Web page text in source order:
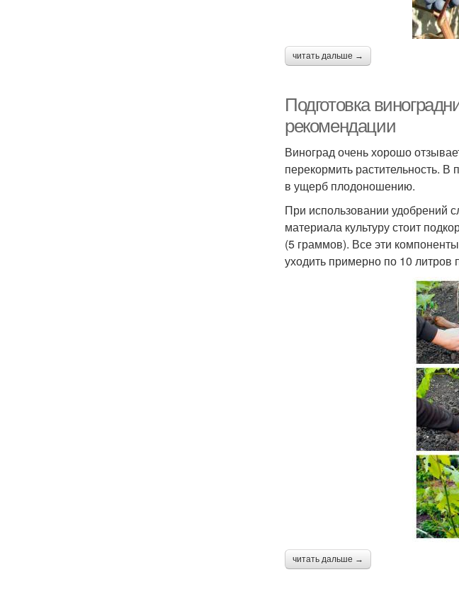
читать дальше →
Подготовка
рекомендации
Виноград очень хорошо
перекормить растительность.
в ущерб плодоношению.
При использовании удобрений
материала культуру стоит
(5 граммов). Все эти
уходить примерно по 10 литров
читать дальше →